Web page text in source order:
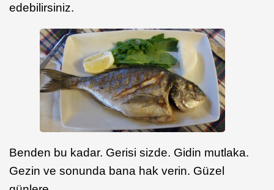
edebilirsiniz.
Benden bu kadar. Gerisi sizde. Gidin mutlaka.
Gezin ve sonunda bana hak verin. Güzel